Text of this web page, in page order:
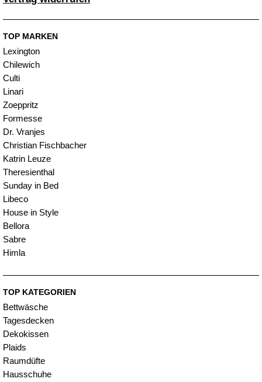
TOP MARKEN
Lexington
Chilewich
Culti
Linari
Zoeppritz
Formesse
Dr. Vranjes
Christian Fischbacher
Katrin Leuze
Theresienthal
Sunday in Bed
Libeco
House in Style
Bellora
Sabre
Himla
TOP KATEGORIEN
Bettwäsche
Tagesdecken
Dekokissen
Plaids
Raumdüfte
Hausschuhe